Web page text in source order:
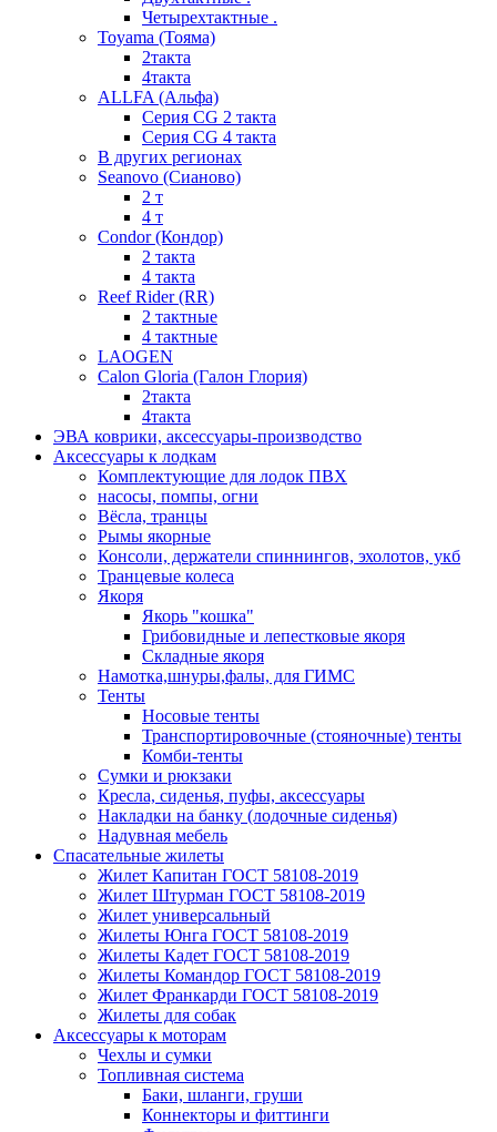
Четырехтактные .
Toyama (Тояма)
2такта
4такта
ALLFA (Альфа)
Серия СG 2 такта
Серия СG 4 такта
В других регионах
Seanovo (Сианово)
2 т
4 т
Condor (Кондор)
2 такта
4 такта
Reef Rider (RR)
2 тактные
4 тактные
LAOGEN
Calon Gloria (Галон Глория)
2такта
4такта
ЭВА коврики, аксессуары-производство
Аксессуары к лодкам
Комплектующие для лодок ПВХ
насосы, помпы, огни
Вёсла, транцы
Рымы якорные
Консоли, держатели спиннингов, эхолотов, укб
Транцевые колеса
Якоря
Якорь "кошка"
Грибовидные и лепестковые якоря
Складные якоря
Намотка,шнуры,фалы, для ГИМС
Тенты
Носовые тенты
Транспортировочные (стояночные) тенты
Комби-тенты
Сумки и рюкзаки
Кресла, сиденья, пуфы, аксессуары
Накладки на банку (лодочные сиденья)
Надувная мебель
Спасательные жилеты
Жилет Капитан ГОСТ 58108-2019
Жилет Штурман ГОСТ 58108-2019
Жилет универсальный
Жилеты Юнга ГОСТ 58108-2019
Жилеты Кадет ГОСТ 58108-2019
Жилеты Командор ГОСТ 58108-2019
Жилет Франкарди ГОСТ 58108-2019
Жилеты для собак
Аксессуары к моторам
Чехлы и сумки
Топливная система
Баки, шланги, груши
Коннекторы и фиттинги